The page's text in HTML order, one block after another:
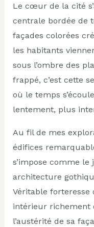
Le cœur de la cité
centrale bordée de
façades colorées
les habitants
sous l’ombre des
frappé, c’est cette
où le temps
lentement, plus
Au fil de mes
édifices
s’impose comme le
architecture
Véritable
intérieur richement
l’austérité de sa